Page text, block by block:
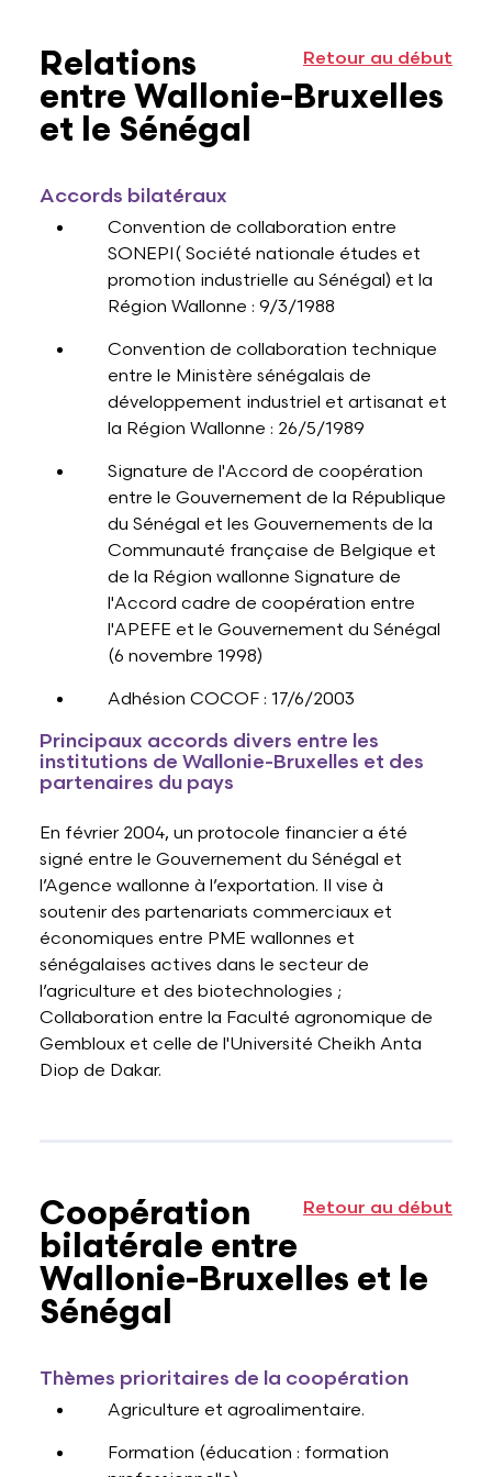
Retour au début
Relations
entre Wallonie-Bruxelles
et le Sénégal
Accords bilatéraux
Convention de collaboration entre
SONEPI( Société nationale études et
promotion industrielle au Sénégal) et la
Région Wallonne : 9/3/1988
Convention de collaboration technique
entre le Ministère sénégalais de
développement industriel et artisanat et
la Région Wallonne : 26/5/1989
Signature de l'Accord de coopération
entre le Gouvernement de la République
du Sénégal et les Gouvernements de la
Communauté française de Belgique et
de la Région wallonne Signature de
l'Accord cadre de coopération entre
l'APEFE et le Gouvernement du Sénégal
(6 novembre 1998)
Adhésion COCOF : 17/6/2003
Principaux accords divers entre les
institutions de Wallonie-Bruxelles et des
partenaires du pays
En février 2004, un protocole financier a été
signé entre le Gouvernement du Sénégal et
l’Agence wallonne à l’exportation. Il vise à
soutenir des partenariats commerciaux et
économiques entre PME wallonnes et
sénégalaises actives dans le secteur de
l’agriculture et des biotechnologies ;
Collaboration entre la Faculté agronomique de
Gembloux et celle de l'Université Cheikh Anta
Diop de Dakar.
Retour au début
Coopération
bilatérale entre
Wallonie-Bruxelles et le
Sénégal
Thèmes prioritaires de la coopération
Agriculture et agroalimentaire.
Formation (éducation : formation